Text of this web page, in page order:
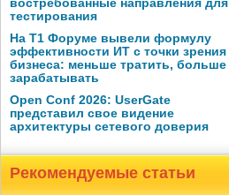
востребованные направления для
тестирования
На Т1 Форуме вывели формулу
эффективности ИТ с точки зрения
бизнеса: меньше тратить, больше
зарабатывать
Open Conf 2026: UserGate
представил свое видение
архитектуры сетевого доверия
Рекомендуемые статьи